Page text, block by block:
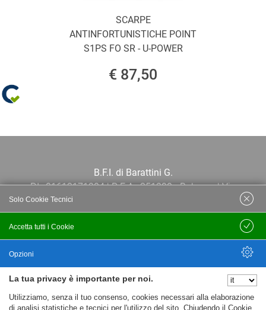
SCARPE
ANTINFORTUNISTICHE POINT
S1PS FO SR - U-POWER
€ 87,50
B.F.I. di Barattini G.
P.I.: 01613171204 | R.E.A.: 351290 - Bologna | Via
Po 13E, 40139, Bologna | Telefono: 051
444638 | Email: bfi@bfi.bo.it
Privacy policy
Cookie policy
La tua privacy è importante per noi.
Utilizziamo, senza il tuo consenso, cookies necessari alla elaborazione
di analisi statistiche e tecnici per l'utilizzo del sito. Chiudendo il Cookie
Accetta tutti i Cookie
Solo Cookie Tecnici
Salva
Opzioni
Nascondi Opzioni